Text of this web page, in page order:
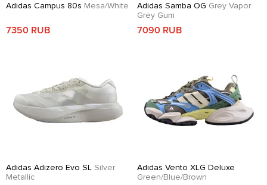
Adidas Campus 80s Mesa/White
7350 RUB
Adidas Samba OG Grey Vapor
Grey Gum
7090 RUB
Adidas Adizero Evo SL Silver
Metallic
Adidas Vento XLG Deluxe
Green/Blue/Brown